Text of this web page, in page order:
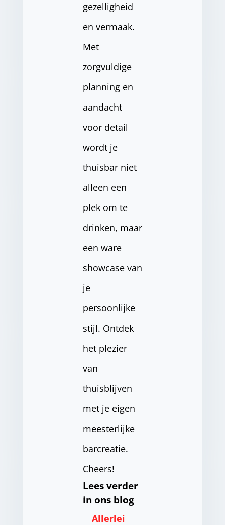
gezelligheid
en vermaak.
Met
zorgvuldige
planning en
aandacht
voor detail
wordt je
thuisbar niet
alleen een
plek om te
drinken, maar
een ware
showcase van
je
persoonlijke
stijl. Ontdek
het plezier
van
thuisblijven
met je eigen
meesterlijke
barcreatie.
Cheers!
Lees verder
in ons blog
Allerlei